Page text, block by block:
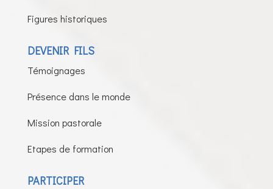
Figures historiques
DEVENIR FILS
Témoignages
Présence dans le monde
Mission pastorale
Etapes de formation
PARTICIPER